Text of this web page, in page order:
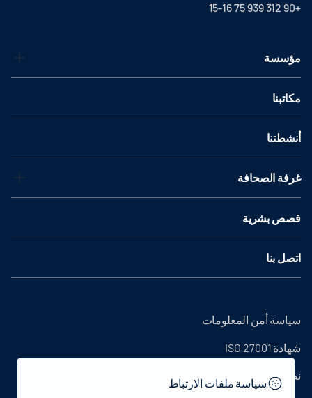
+90 312 939 75 15-16
مؤسسة
مكاتبنا
أنشطتنا
غرفة الصحافة
قصص بشرية
اتصل بنا
سياسة أمن المعلومات
شهادة ISO 27001
نص التوضيح
سياسة ملفات الارتباط